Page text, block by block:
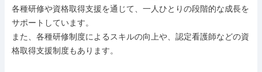
各種研修や資格取得支援を通じて、一人ひとりの段階的な成長を
サポートしています。
また、各種研修制度によるスキルの向上や、認定看護師などの資
格取得支援制度もあります。